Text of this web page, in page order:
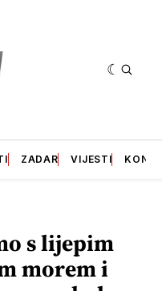
ZADAR VIJESTI
s lijepim
morem i